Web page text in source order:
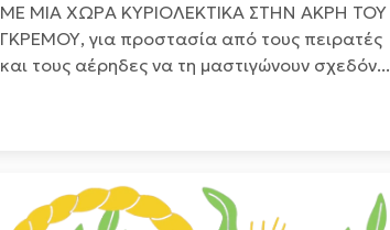
ΜΕ ΜΙΑ ΧΩΡΑ ΚΥΡΙΟΛΕΚΤΙΚΑ ΣΤΗΝ ΑΚΡΗ ΤΟΥ
ΓΚΡΕΜΟΥ, για προστασία από τους πειρατές
και τους αέρηδες να τη μαστιγώνουν σχεδόν...